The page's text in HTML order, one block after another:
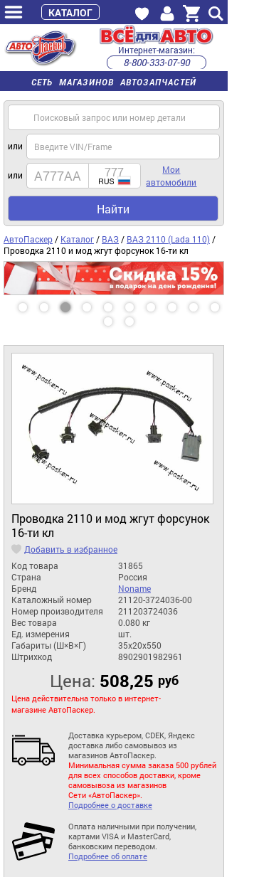
СЕТЬ МАГАЗИНОВ АВТОЗАПЧАСТЕЙ
Интернет-магазин:
8-800-333-07-90
часы работы с 9:00 до 22:00 (пн-пт)
или
или
Мои
автомобили
Найти
АвтоПаскер / Каталог / ВАЗ / ВАЗ 2110 (Lada 110) /
Проводка 2110 и мод жгут форсунок 16-ти кл
Проводка 2110 и мод жгут форсунок
16-ти кл
Добавить в избранное
Код товара
31865
Страна
Россия
Бренд
Noname
Каталожный номер
21120-3724036-00
Номер производителя
211203724036
Вес товара
0.080 кг
Ед. измерения
шт.
Габариты (Ш×В×Г)
35x20x550
Штрихкод
8902901982961
Цена: 508,25 руб
Цена действительна только в интернет-
магазине АвтоПаскер.
Доставка курьером, CDEK, Яндекс
доставка либо самовывоз из
магазинов АвтоПаскер.
Минимальная сумма заказа 500 рублей
для всех способов доставки, кроме
самовывоза из магазинов
Сети «АвтоПаскер».
Подробнее о доставке
Оплата наличными при получении,
картами VISA и MasterCard,
банковским переводом.
Подробнее об оплате
КАТАЛОГ